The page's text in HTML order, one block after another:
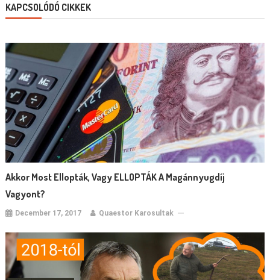
KAPCSOLÓDÓ CIKKEK
Akkor Most Ellopták, Vagy ELLOPTÁK A Magánnyugdíj
Vagyont?
December 17, 2017 Quaestor Karosultak